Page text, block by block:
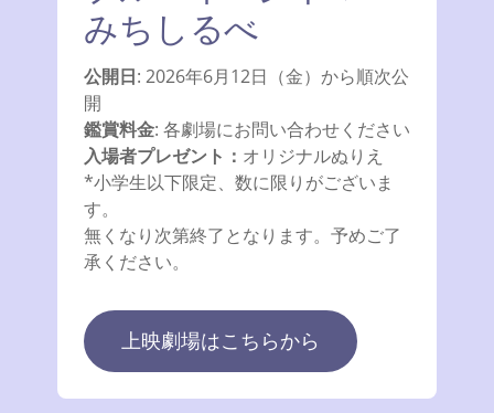
みちしるべ
公開日: 2026年6月12日（金）から順次公
開
鑑賞料金: 各劇場にお問い合わせください
入場者プレゼント： オリジナルぬりえ
*小学生以下限定、数に限りがございま
す。
無くなり次第終了となります。予めご了
承ください。
上映劇場はこちらから